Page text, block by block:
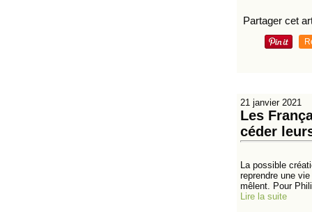
Partager cet
21 janvier 2021
Les
céder
La possible
reprendre une
mêlent. Pour
Lire la suite